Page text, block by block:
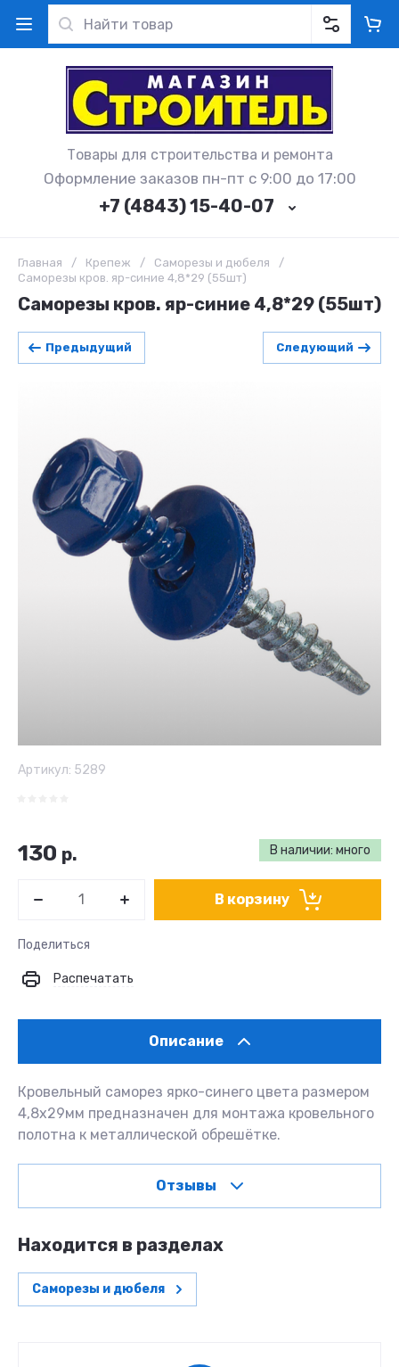
Товары для строительства и ремонта
Оформление заказов пн-пт с 9:00 до 17:00
+7 (4843) 15-40-07
Главная / Крепеж / Саморезы и дюбеля
/
Саморезы кров. яр-синие 4,8*29 (55шт)
Саморезы кров. яр-синие 4,8*29 (55шт)
Предыдущий Следующий
Артикул: 5289
В наличии: много
130 р.
В корзину
Поделиться
Распечатать
Описание
Кровельный саморез ярко-синего цвета размером
4,8х29мм предназначен для монтажа кровельного
полотна к металлической обрешётке.
Отзывы
Находится в разделах
Саморезы и дюбеля